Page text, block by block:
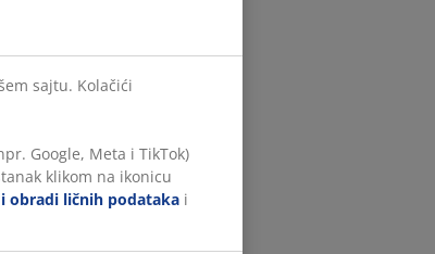
sajtu. Kolačići
Google, Meta i TikTok)
klikom na ikonicu
obradi ličnih podataka i